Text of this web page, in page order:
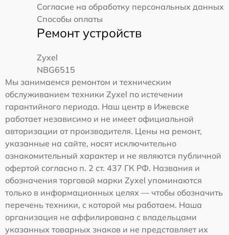
Согласие на обработку персональных данных
Способы оплаты
Ремонт устройств
Zyxel
NBG6515
Мы занимаемся ремонтом и техническим
обслуживанием техники Zyxel по истечении
гарантийного периода. Наш центр в Ижевске
работает независимо и не имеет официальной
авторизации от производителя. Цены на ремонт,
указанные на сайте, носят исключительно
ознакомительный характер и не являются публичной
офертой согласно п. 2 ст. 437 ГК РФ. Названия и
обозначения торговой марки Zyxel упоминаются
только в информационных целях — чтобы обозначить
перечень техники, с которой мы работаем. Наша
организация не аффилирована с владельцами
указанных товарных знаков и не представляет их